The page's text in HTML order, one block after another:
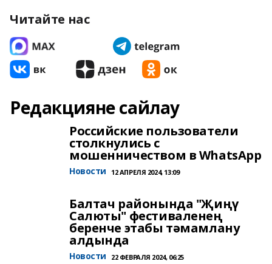
Читайте нас
Редакцияне сайлау
Российские пользователи
столкнулись с
мошенничеством в WhatsApp
Новости 12 АПРЕЛЯ 2024, 13:09
Балтач районында "Җиңү
Салюты" фестиваленең
беренче этабы тәмамлану
алдында
Новости 22 ФЕВРАЛЯ 2024, 06:25